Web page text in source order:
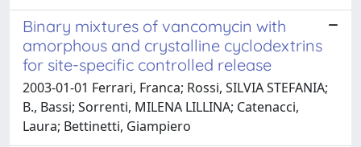
Binary mixtures of vancomycin with
amorphous and crystalline cyclodextrins
for site-specific controlled release
2003-01-01 Ferrari, Franca; Rossi, SILVIA STEFANIA;
B., Bassi; Sorrenti, MILENA LILLINA; Catenacci,
Laura; Bettinetti, Giampiero